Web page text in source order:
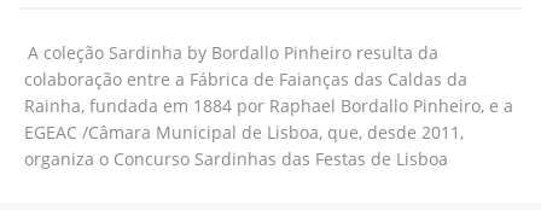
A coleção Sardinha by Bordallo Pinheiro resulta da
colaboração entre a Fábrica de Faianças das Caldas da
Rainha, fundada em 1884 por Raphael Bordallo Pinheiro, e a
EGEAC /Câmara Municipal de Lisboa, que, desde 2011,
organiza o Concurso Sardinhas das Festas de Lisboa